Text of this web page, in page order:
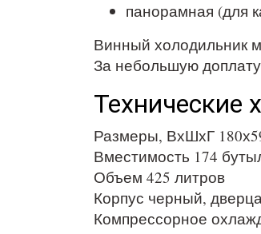
панорамная (для
Винный холодильник
За небольшую
Технические
Размеры, ВхШхГ
Вместимость 174
Объем 425 литров
Корпус черный,
Компрессорное